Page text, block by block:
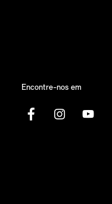
Encontre-nos em